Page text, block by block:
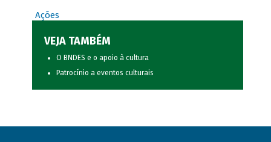
Ações
VEJA TAMBÉM
O BNDES e o apoio à cultura
Patrocínio a eventos culturais